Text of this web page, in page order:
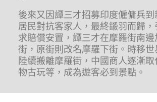
後來又因譚三才招募印度僱傭兵到
居民對抗客家人，最終鎩羽而歸，
求賠償安置，譚三才在摩羅街南邊
街，原街則改名摩羅下街。時移世
陸續搬離摩羅街，中國商人逐漸
物古玩等，成為遊客必到景點。